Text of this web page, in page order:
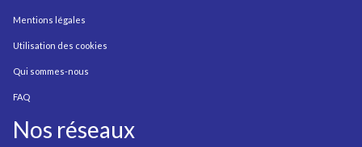
Mentions légales
Utilisation des cookies
Qui sommes-nous
FAQ
Nos réseaux